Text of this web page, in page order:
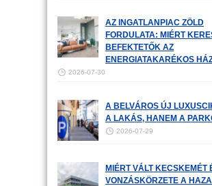
AZ INGATLANPIAC ZÖLD
FORDULATA: MIÉRT
BEFEKTETŐK AZ
ENERGIATAKARÉKOS
2026-07-30
A BELVÁROS ÚJ
A LAKÁS, HANEM A
2026-07-29
MIÉRT VÁLT KECSKEMÉT
VONZÁSKÖRZETE A